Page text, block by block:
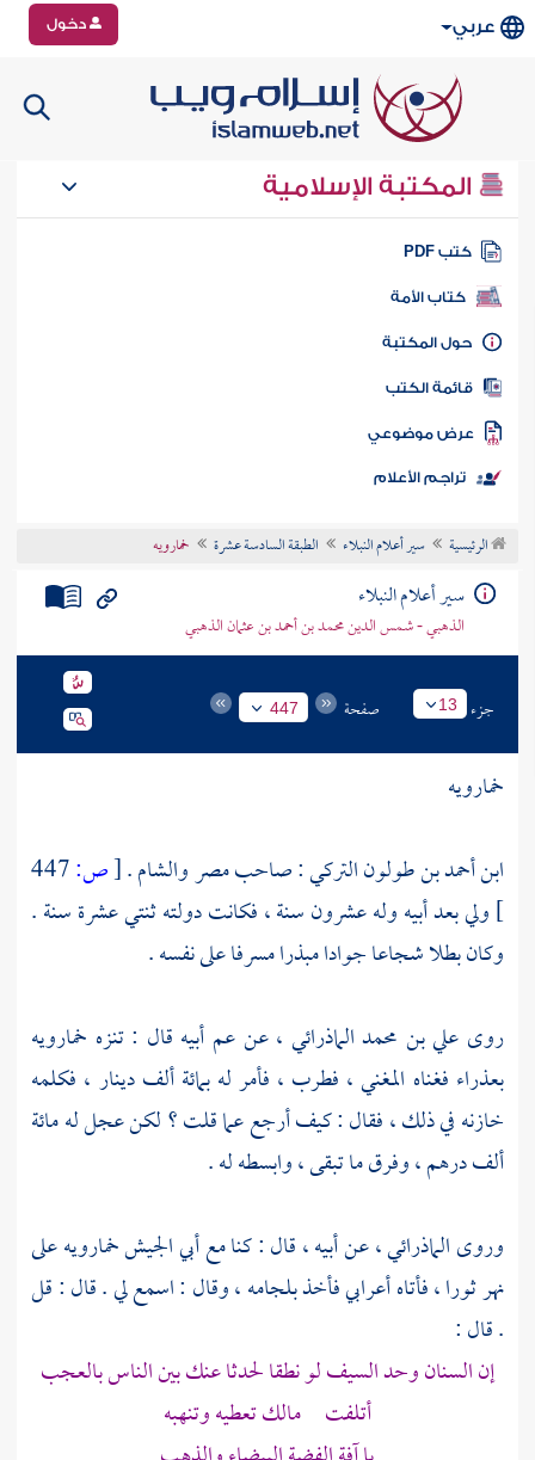
عربي دخول
المكتبة الإسلامية
كتب PDF
كتاب الأمة
المكتبة
الكتب
موضوعي
تراجم الأعلام
الرئيسية سير أعلام النبلاء الطبقة السادسة عشرة خمارويه
سير أعلام النبلاء
الذهبي - شمس الدين محمد بن أحمد بن عثمان الذهبي
جزء 13 صفحة 447
خمارويه
ابن أحمد بن طولون التركي : صاحبمصروالشام.
[ص:447
]ولي بعد أبيه وله عشرون سنة ، فكانت دولته ثنتي عشرة سنة .
وكان بطلا شجاعا جوادا مبذرا مسرفا على نفسه .
روى علي بن محمد الماذرائي ، عن عم أبيه قال : تنزه خمارويه
بعذراء فغناه المغني ، فطرب ، فأمر له بمائة ألف دينار ، فكلمه
خازنه في ذلك ، فقال : كيف أرجع عما قلت ؟ لكن عجل له مائة
ألف درهم ، وفرق ما تبقى ، وابسطه له .
وروىالماذرائي، عن أبيه ، قال : كنا مع أبي الجيشخمارويهعلى
نهر ثورا، فأتاه أعرابي فأخذ بلجامه ، وقال : اسمع لي . قال : قل
. قال :
إن السنان وحد السيف لو نطقا لحدثا عنك بين الناس بالعجب
أتلفت مالك تعطيه وتنهبه